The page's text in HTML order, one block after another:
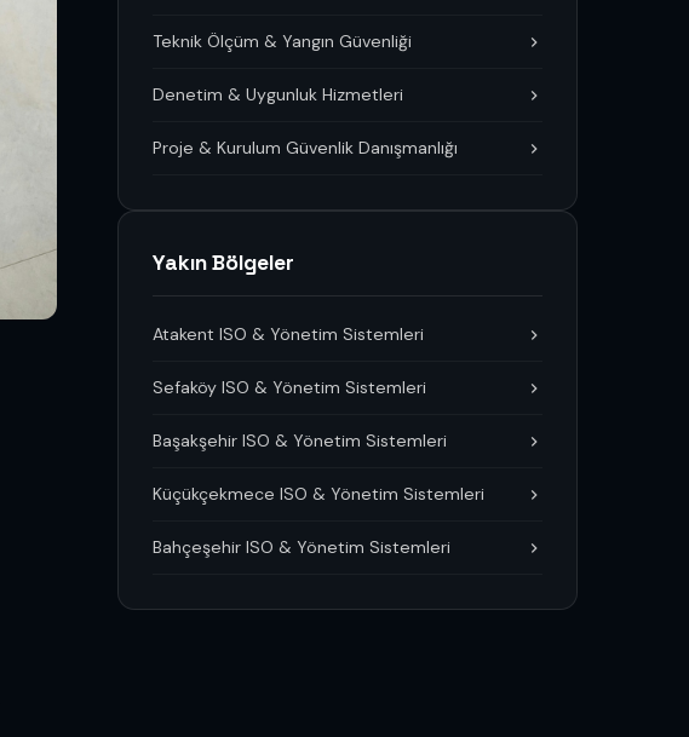
Teknik Ölçüm & Yangın Güvenliği
Denetim & Uygunluk Hizmetleri
Proje & Kurulum Güvenlik Danışmanlığı
Yakın Bölgeler
Atakent ISO & Yönetim Sistemleri
Sefaköy ISO & Yönetim Sistemleri
Başakşehir ISO & Yönetim Sistemleri
Küçükçekmece ISO & Yönetim Sistemleri
Bahçeşehir ISO & Yönetim Sistemleri